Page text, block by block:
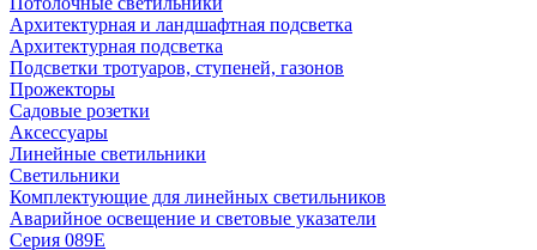
Архитектурная и ландшафтная подсветка
Архитектурная подсветка
Подсветки тротуаров, ступеней, газонов
Прожекторы
Садовые розетки
Аксессуары
Линейные светильники
Светильники
Комплектующие для линейных светильников
Аварийное освещение и световые указатели
Серия 089E